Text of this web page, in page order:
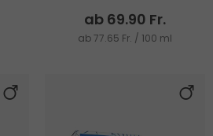
ab 69.90 Fr.
ab 77.65 Fr. / 100 ml